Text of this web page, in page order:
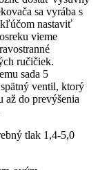
sa vyrába s
nastaviť
vieme
ručičiek.
sada 5
ventil, ktorý
až do prevýšenia
tlak 1,4-5,0